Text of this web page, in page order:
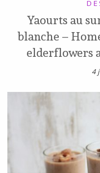
Yaourts au
blanche –
elderflowers
4